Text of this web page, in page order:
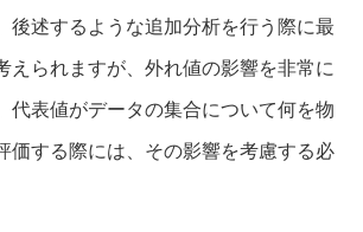
後述するような追加分析を行う際に最
えられますが、外れ値の影響を非常に
代表値がデータの集合について何を物
価する際には、その影響を考慮する必